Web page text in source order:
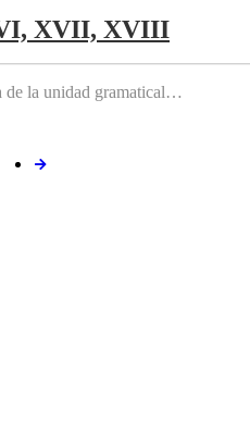
XVII, XVIII
de la unidad gramatical…